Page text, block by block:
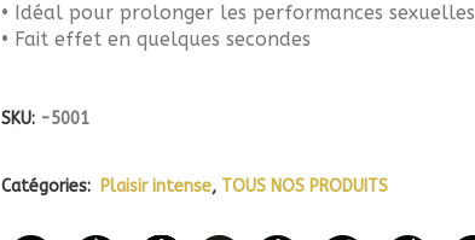
• Idéal pour prolonger les performances sexuelles
• Fait effet en quelques secondes
SKU: -5001
Catégories: Plaisir intense, TOUS NOS PRODUITS